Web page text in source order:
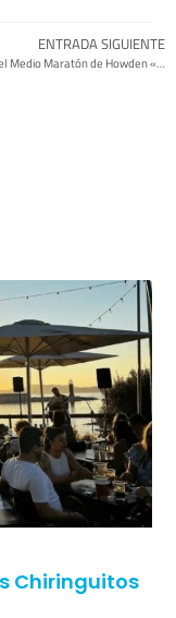
ENTRADA SIGUIENTE
Vigo correrá el Medio Maratón de Howden «La21» el 6 de noviembre
Chiringuitos